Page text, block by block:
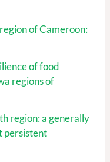
of Cameroon:
of food
regions of
region: a generally
persistent